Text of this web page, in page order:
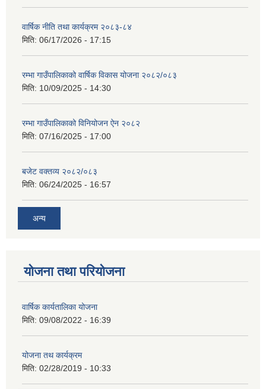
वार्षिक नीति तथा कार्यक्रम २०८३-८४
मिति: 06/17/2026 - 17:15
रम्भा गाउँपालिकाको वार्षिक विकास योजना २०८२/०८३
मिति: 10/09/2025 - 14:30
रम्भा गाउँपालिकाको विनियोजन ऐन २०८२
मिति: 07/16/2025 - 17:00
बजेट वक्तव्य २०८२/०८३
मिति: 06/24/2025 - 16:57
अन्य
योजना तथा परियोजना
वार्षिक कार्यतालिका योजना
मिति: 09/08/2022 - 16:39
योजना तथ कार्यक्रम
मिति: 02/28/2019 - 10:33